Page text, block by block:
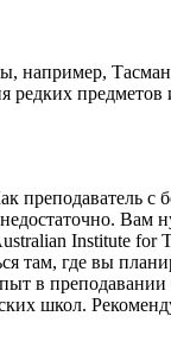
например,
редких
преподаватель с
Вам
Institute for
там, где вы
в преподавании
школ.